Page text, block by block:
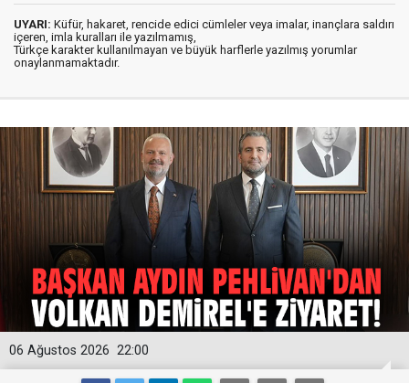
UYARI: Küfür, hakaret, rencide edici cümleler veya imalar, inançlara saldırı
içeren, imla kuralları ile yazılmamış,
Türkçe karakter kullanılmayan ve büyük harflerle yazılmış yorumlar
onaylanmamaktadır.
22:00
06 Ağustos 2026